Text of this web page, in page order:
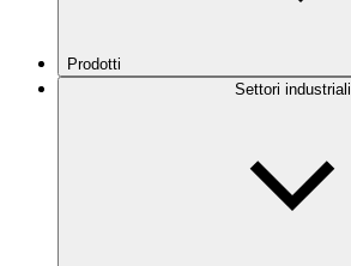
Prodotti
Settori industriali